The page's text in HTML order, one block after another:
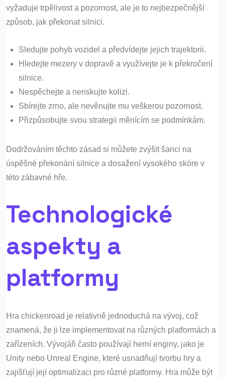
vyžaduje trpělivost a pozornost, ale je to nejbezpečnější
způsob, jak překonat silnici.
Sledujte pohyb vozidel a předvídejte jejich trajektorii.
Hledejte mezery v dopravě a využívejte je k překročení
silnice.
Nespěchejte a neriskujte kolizi.
Sbírejte zrno, ale nevěnujte mu veškerou pozornost.
Přizpůsobujte svou strategii měnícím se podmínkám.
Dodržováním těchto zásad si můžete zvýšit šanci na
úspěšné překonání silnice a dosažení vysokého skóre v
této zábavné hře.
Technologické
aspekty a
platformy
Hra chickenroad je relativně jednoduchá na vývoj, což
znamená, že ji lze implementovat na různých platformách a
zařízeních. Vývojáři často používají herní enginy, jako je
Unity nebo Unreal Engine, které usnadňují tvorbu hry a
zajišťují její optimalizaci pro různé platformy. Hra může být